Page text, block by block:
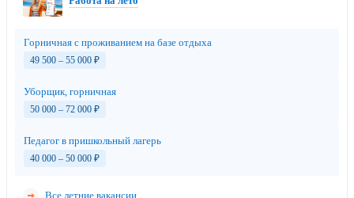
Горничная с проживанием на базе отдыха
49 500 – 55 000 ₽
Уборщик, горничная
50 000 – 72 000 ₽
Педагог в пришкольный лагерь
40 000 – 50 000 ₽
Все летние вакансии